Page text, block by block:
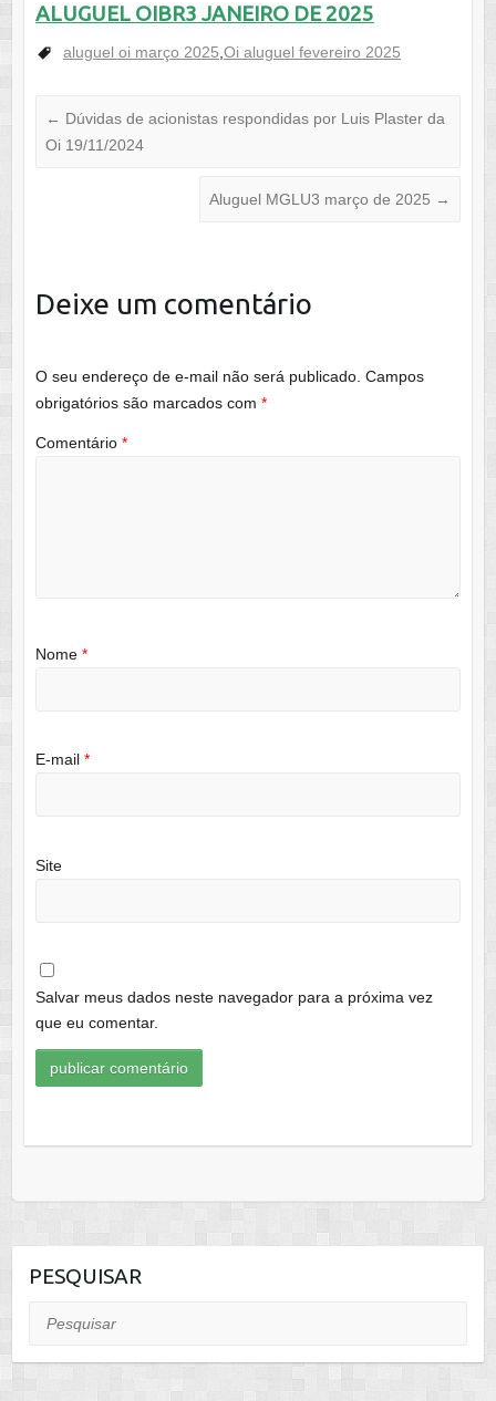
ALUGUEL OIBR3 JANEIRO DE 2025
aluguel oi março 2025 Oi aluguel fevereiro 2025
← Dúvidas de acionistas respondidas por Luis Plaster da
Oi 19/11/2024
Aluguel MGLU3 março de 2025 →
Deixe um comentário
O seu endereço de e-mail não será publicado. Campos
obrigatórios são marcados com *
Comentário *
Nome *
E-mail *
Site
Salvar meus dados neste navegador para a próxima vez
que eu comentar.
PESQUISAR
Pesquisar